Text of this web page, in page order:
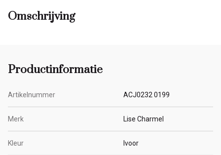
Omschrijving
Productinformatie
Artikelnummer ACJ0232 0199
Merk Lise Charmel
Kleur Ivoor